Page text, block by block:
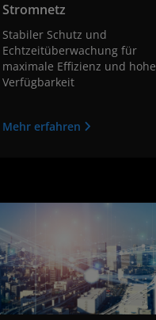
Stromnetz
Stabiler Schutz und
Echtzeitüberwachung für
maximale Effizienz und hohe
Verfügbarkeit
Mehr erfahren